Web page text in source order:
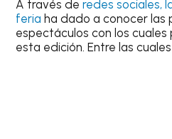
A través deredes sociales,
feria ha dado a conocer las
espectáculos con los
esta edición. Entre las